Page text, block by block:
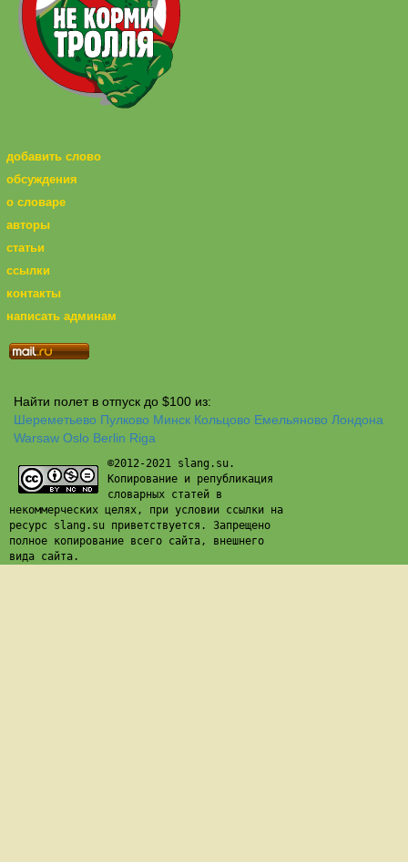
добавить слово
обсуждения
о словаре
авторы
статьи
ссылки
контакты
написать админам
Найти полет в отпуск до $100 из:
Шереметьево Пулково Минск Кольцово Емельяново Лондона
Warsaw Oslo Berlin Riga
©2012-2021 slang.su.
Копирование и републикация
словарных статей в
некоммерческих целях, при условии ссылки на
ресурс slang.su приветствуется. Запрещено
полное копирование всего сайта, внешнего
вида сайта.